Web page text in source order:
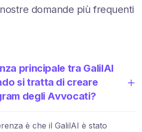
domande più frequenti
principale tra GalilAI
si tratta di creare
degli Avvocati?
è che il GalilAI è stato